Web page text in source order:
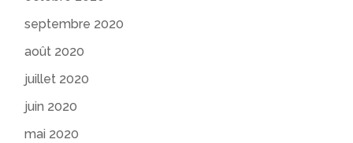
septembre 2020
août 2020
juillet 2020
juin 2020
mai 2020